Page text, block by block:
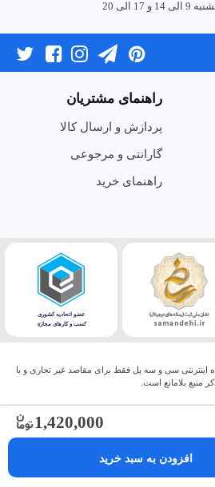
1,420,000
افزودن به سبد خرید
الی 20
راهنمای مشتریان
پردازش و ارسال کالا
گارانتی و مرجوعی
راهنمای خرید
اینترنتی سی و سه پل فقط برای مقاصد غیر تجاری و با
منبع بلامانع است.